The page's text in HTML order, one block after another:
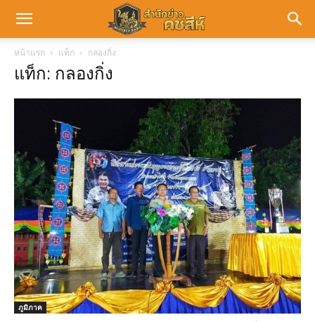
หน้าแรก แท็ก กลองกิ่ง
แท็ก: กลองกิ่ง
ภูมิภาค